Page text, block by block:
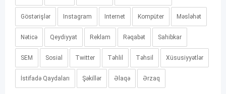
Göstərişlər Instagram Internet Kompüter Məsləhət
Nəticə Qeydiyyat Reklam Rəqabət Sahibkar
SEM Sosial Twitter Təhlil Təhsil Xüsusiyyətlər
İstifadə Qaydaları Şəkillər Əlaqə Ərzaq